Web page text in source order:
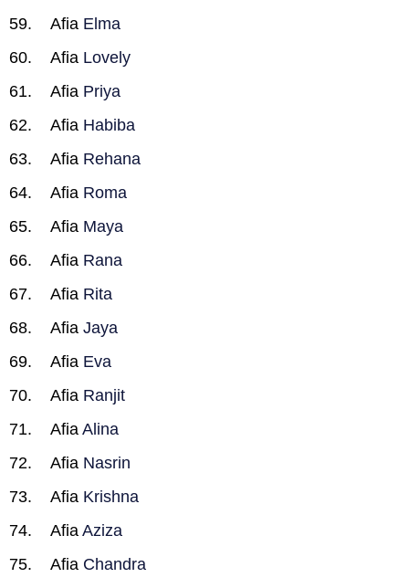
Afia Elma
Afia Lovely
Afia Priya
Afia Habiba
Afia Rehana
Afia Roma
Afia Maya
Afia Rana
Afia Rita
Afia Jaya
Afia Eva
Afia Ranjit
Afia Alina
Afia Nasrin
Afia Krishna
Afia Aziza
Afia Chandra